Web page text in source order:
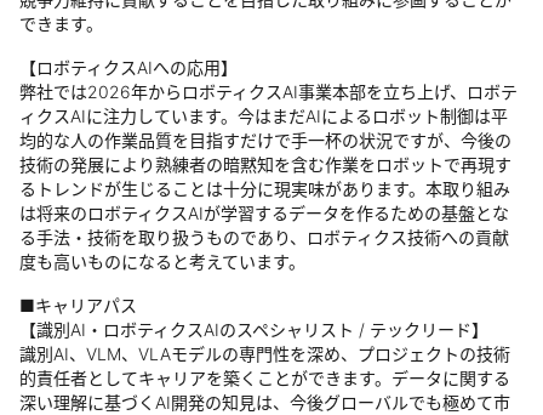
できます。
【ロボティクスAIへの応用】
弊社では2026年からロボティクスAI事業本部を立ち上げ、ロボテ
ィクスAIに注力しています。今はまだAIによるロボット制御は平
均的な人の作業品質を目指すだけで手一杯の状況ですが、今後の
技術の発展により熟練者の暗黙知を含む作業をロボットで再現す
るトレンドが生じることは十分に現実味があります。本取り組み
は将来のロボティクスAIが学習するデータを作るための基盤とな
る手法・技術を取り扱うものであり、ロボティクス技術への貢献
度も高いものになると考えています。
■キャリアパス
【識別AI・ロボティクスAIのスペシャリスト / テックリード】
識別AI、VLM、VLAモデルの専門性を深め、プロジェクトの技術
的責任者としてキャリアを築くことができます。データに関する
深い理解に基づくAI開発の知見は、今後グローバルでも極めて市